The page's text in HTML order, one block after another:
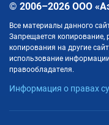
© 2006–2026 ООО
Все материалы данного
Запрещается копирование,
копирования на другие
использование
правообладателя.
Информация о правах